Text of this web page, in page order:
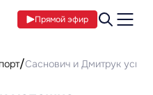
Прямой эфир
Саснович и Дмитрук